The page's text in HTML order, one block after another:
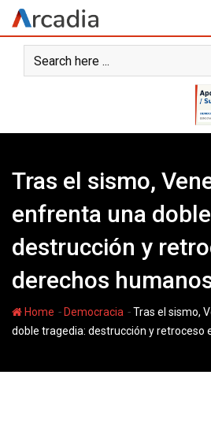
Skip
content
Tras el sismo,
enfrenta una
destrucción y
derechos
Home - Democracia -Tras el sismo,
doble tragedia: destrucción y retroceso